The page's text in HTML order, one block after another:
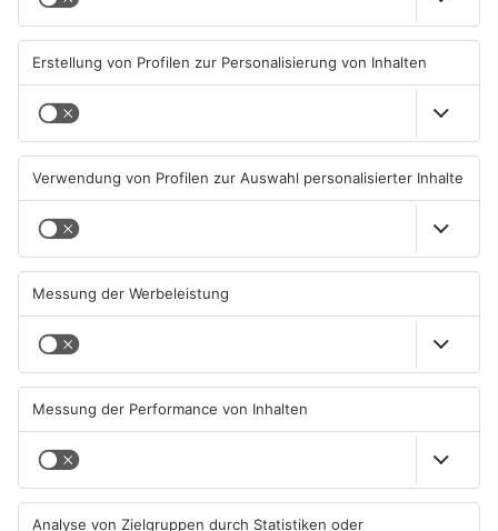
TOPNEWS
Beobachtungsflüge im
Primaveraland wegen
Waldbrandgefahr
08.08.2026, 09:33 UHR IN
Müll wird in Kreisen
Aschaffenburg und
Miltenberg früher abgeholt
07.08.2026, 09:25 UHR IN